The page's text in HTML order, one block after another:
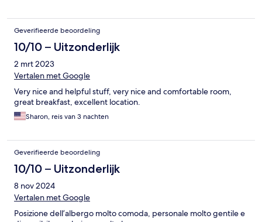
Geverifieerde beoordeling
10/10 – Uitzonderlijk
2 mrt 2023
Vertalen met Google
Very nice and helpful stuff, very nice and comfortable room,
great breakfast, excellent location.
Sharon, reis van 3 nachten
Geverifieerde beoordeling
10/10 – Uitzonderlijk
8 nov 2024
Vertalen met Google
Posizione dell’albergo molto comoda, personale molto gentile e